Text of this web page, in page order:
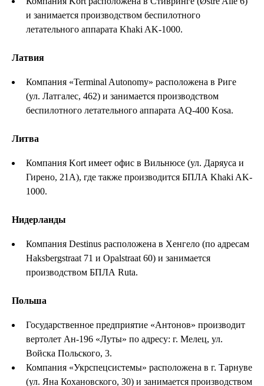
и занимается производством беспилотного
летательного аппарата Khaki AK-1000.
Латвия
Компания «Terminal Autonomy» расположена в Риге
(ул. Латгалес, 462) и занимается производством
беспилотного летательного аппарата AQ-400 Kosa.
Литва
Компания Kort имеет офис в Вильнюсе (ул. Даряуса и
Гирено, 21А), где также производится БПЛА Khaki AK-
1000.
Нидерланды
Компания Destinus расположена в Хенгело (по адресам
Haksbergstraat 71 и Opalstraat 60) и занимается
производством БПЛА Ruta.
Польша
Государственное предприятие «Антонов» производит
вертолет Ан-196 «Луты» по адресу: г. Мелец, ул.
Войска Польского, 3.
Компания «Укрспецсистемы» расположена в г. Тарнуве
(ул. Яна Кохановского, 30) и занимается производством